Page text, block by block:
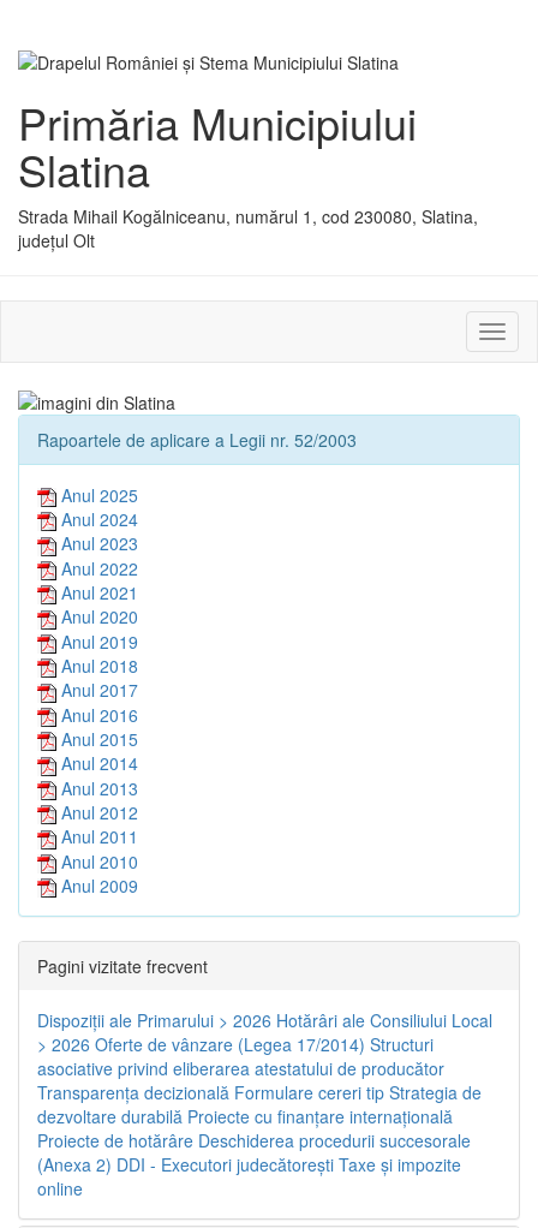
Primăria Municipiului
Slatina
Strada Mihail Kogălniceanu, numărul 1, cod 230080, Slatina,
județul Olt
sau
Rapoartele de aplicare a Legii nr. 52/2003
Anul 2025
Anul 2024
Anul 2023
Anul 2022
Anul 2021
Anul 2020
Anul 2019
Anul 2018
Anul 2017
Anul 2016
Anul 2015
Anul 2014
Anul 2013
Anul 2012
Anul 2011
Anul 2010
Anul 2009
Pagini vizitate frecvent
Dispoziţii ale Primarului > 2026 Hotărâri ale Consiliului Local
> 2026 Oferte de vânzare (Legea 17/2014) Structuri
asociative privind eliberarea atestatului de producător
Transparenţa decizională Formulare cereri tip Strategia de
dezvoltare durabilă Proiecte cu finanţare internaţională
Proiecte de hotărâre Deschiderea procedurii succesorale
(Anexa 2) DDI - Executori judecătorești Taxe şi impozite
online